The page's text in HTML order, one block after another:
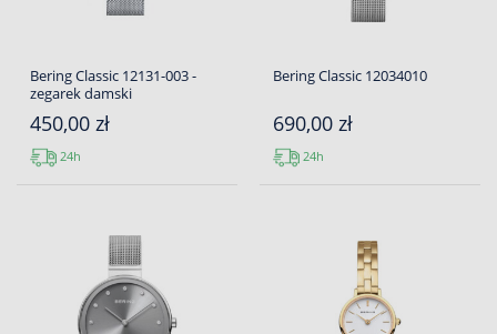
Bering Classic 12131-003 -
zegarek damski
450,00 zł
24h
Bering Classic 12034010
690,00 zł
24h